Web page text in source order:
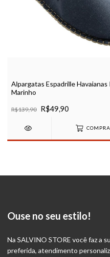
Alpargatas Espadrille Havaianas
Marinho
R$139,90 R$49,90
Ouse no seu estilo!
Na SALVINO STORE você faz a
preferida, atendimento